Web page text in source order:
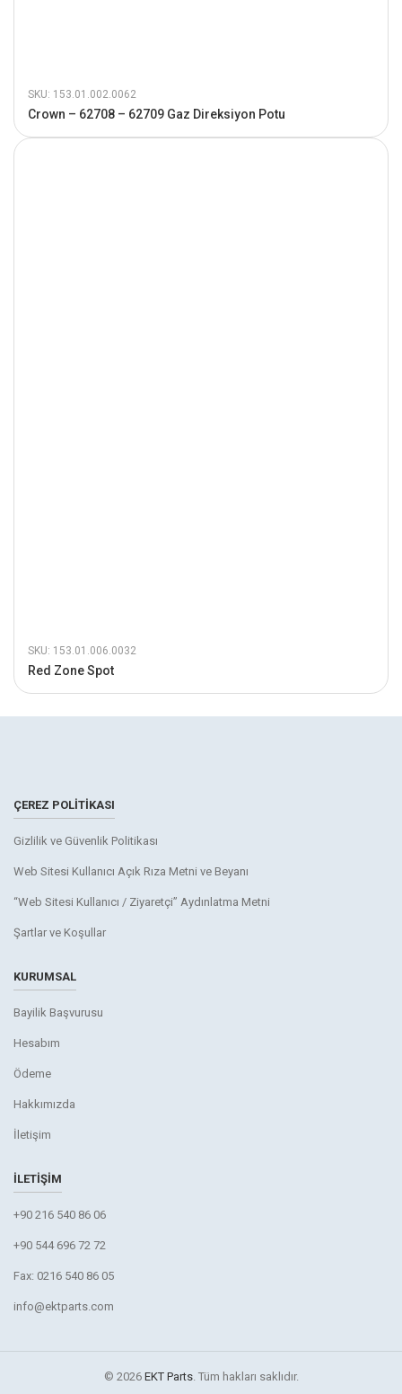
SKU: 153.01.002.0062
Crown – 62708 – 62709 Gaz Direksiyon Potu
SKU: 153.01.006.0032
Red Zone Spot
ÇEREZ POLITIKASI
Gizlilik ve Güvenlik Politikası
Web Sitesi Kullanıcı Açık Rıza Metni ve Beyanı
“Web Sitesi Kullanıcı / Ziyaretçi” Aydınlatma Metni
Şartlar ve Koşullar
KURUMSAL
Bayilik Başvurusu
Hesabım
Ödeme
Hakkımızda
İletişim
İLETIŞIM
+90 216 540 86 06
+90 544 696 72 72
Fax: 0216 540 86 05
info@ektparts.com
© 2026 EKT Parts. Tüm hakları saklıdır.